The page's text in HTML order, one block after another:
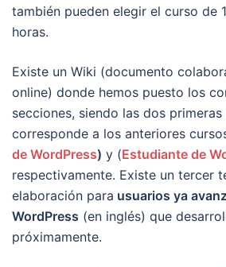
también pueden elegir el curso de
horas.
Existe un Wiki (documento
online) donde hemos puesto los
secciones, siendo las dos primeras
corresponde a los anteriores
de WordPress) y (Estudiante de
respectivamente. Existe un tercer
elaboración para usuarios ya
WordPress (en inglés) que
próximamente.